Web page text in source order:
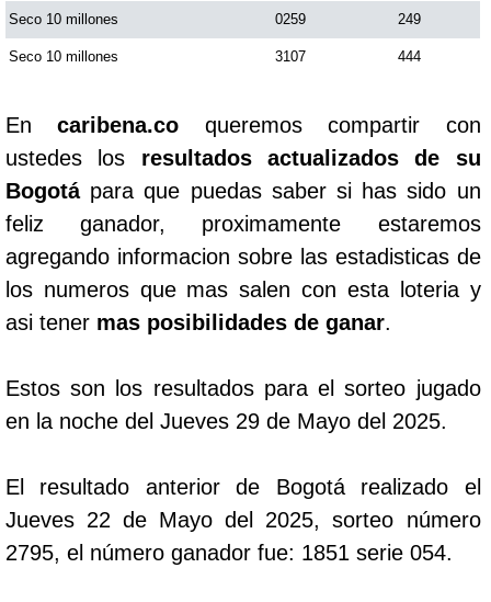
Seco 10 millones 0259 249
Seco 10 millones 3107 444
Encaribena.co queremos compartir con
ustedes los resultados actualizados de su
Bogotápara que puedas saber si has sido un
feliz ganador, proximamente estaremos
agregando informacion sobre las estadisticas de
los numeros que mas salen con esta loteria y
asi tener mas posibilidades de ganar.
Estos son los resultados para el sorteo jugado
en la noche del Jueves 29 de Mayo del 2025.
El resultado anterior de Bogotá realizado el
Jueves 22 de Mayo del 2025, sorteo número
2795, el número ganador fue: 1851 serie 054.